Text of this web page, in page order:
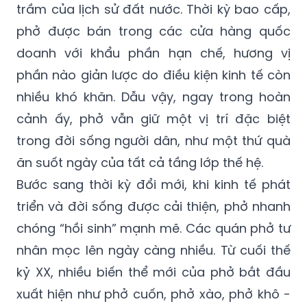
trầm của lịch sử đất nước. Thời kỳ bao cấp,
phở được bán trong các cửa hàng quốc
doanh với khẩu phần hạn chế, hương vị
phần nào giản lược do điều kiện kinh tế còn
nhiều khó khăn. Dẫu vậy, ngay trong hoàn
cảnh ấy, phở vẫn giữ một vị trí đặc biệt
trong đời sống người dân, như một thứ quà
ăn suốt ngày của tất cả tầng lớp thế hệ.
Bước sang thời kỳ đổi mới, khi kinh tế phát
triển và đời sống được cải thiện, phở nhanh
chóng “hồi sinh” mạnh mẽ. Các quán phở tư
nhân mọc lên ngày càng nhiều. Từ cuối thế
kỷ XX, nhiều biến thể mới của phở bắt đầu
xuất hiện như phở cuốn, phở xào, phở khô -